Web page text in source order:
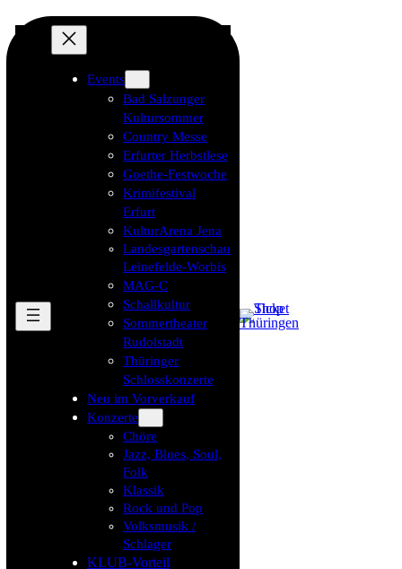
Events
Bad Salzunger
Kultursommer
Country Messe
Erfurter Herbstlese
Goethe-Festwoche
Krimifestival
Erfurt
KulturArena Jena
Landesgartenschau
Leinefelde-Worbis
MAG-C
Schallkultur
Sommertheater
Rudolstadt
Thüringer
Schlosskonzerte
Neu im Vorverkauf
Konzerte
Chöre
Jazz, Blues, Soul,
Folk
Klassik
Rock und Pop
Volksmusik /
Schlager
KLUB-Vorteil